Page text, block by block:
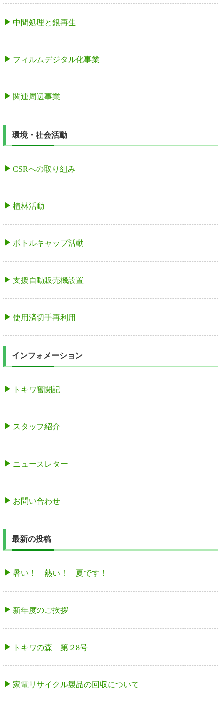
中間処理と銀再生
フィルムデジタル化事業
関連周辺事業
環境・社会活動
CSRへの取り組み
植林活動
ボトルキャップ活動
支援自動販売機設置
使用済切手再利用
インフォメーション
トキワ奮闘記
スタッフ紹介
ニュースレター
お問い合わせ
最新の投稿
暑い！ 熱い！ 夏です！
新年度のご挨拶
トキワの森 第２8号
家電リサイクル製品の回収について